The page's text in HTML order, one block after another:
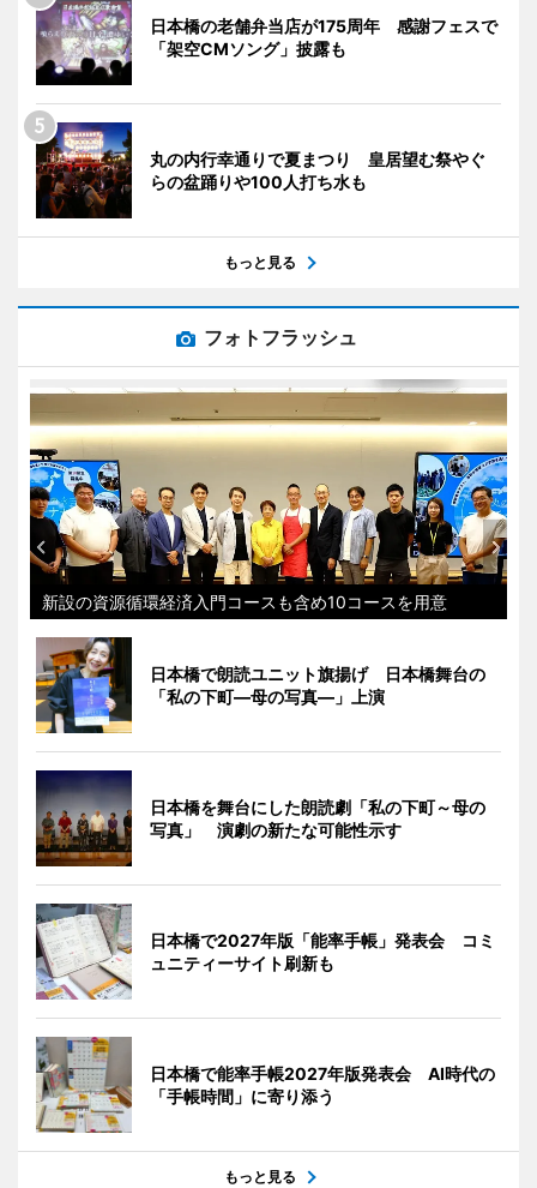
日本橋の老舗弁当店が175周年 感謝フェスで
「架空CMソング」披露も
丸の内行幸通りで夏まつり 皇居望む祭やぐ
らの盆踊りや100人打ち水も
もっと見る
フォトフラッシュ
新設の資源循環経済入門コースも含め10コースを用意
日本橋で朗読ユニット旗揚げ 日本橋舞台の
「私の下町―母の写真―」上演
日本橋を舞台にした朗読劇「私の下町～母の
写真」 演劇の新たな可能性示す
日本橋で2027年版「能率手帳」発表会 コミ
ュニティーサイト刷新も
日本橋で能率手帳2027年版発表会 AI時代の
「手帳時間」に寄り添う
もっと見る